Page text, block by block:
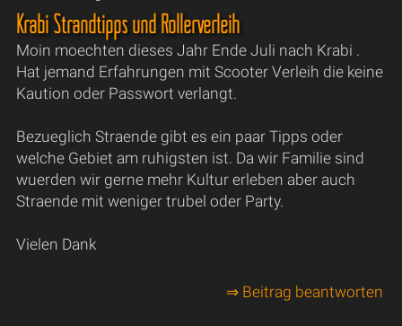
Krabi Strandtipps und Rollerverleih
Moin moechten dieses Jahr Ende Juli nach Krabi .
Hat jemand Erfahrungen mit Scooter Verleih die keine
Kaution oder Passwort verlangt.
Bezueglich Straende gibt es ein paar Tipps oder
welche Gebiet am ruhigsten ist. Da wir Familie sind
wuerden wir gerne mehr Kultur erleben aber auch
Straende mit weniger trubel oder Party.
Vielen Dank
⇒ Beitrag beantworten